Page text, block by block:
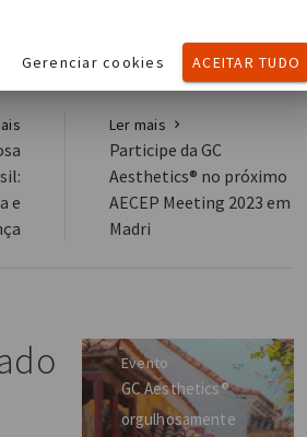
e
Ler mais
Participe da GC
Aesthetics® no próximo
AECEP Meeting 2023 em
Madri
Evento
GC Aesthetics®
orgulhosamente
Gerenciar cookies ACEITAR TUDO